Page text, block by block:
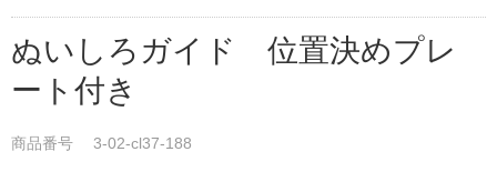
ぬいしろガイド 位置決めプレ
ート付き
商品番号 3-02-cl37-188